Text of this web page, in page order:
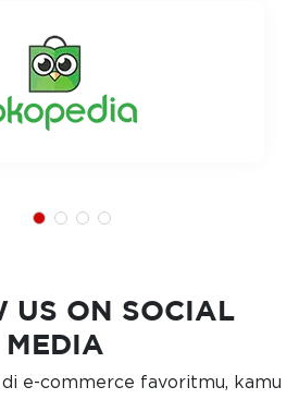
US ON SOCIAL
MEDIA
e-commerce favoritmu, kamu